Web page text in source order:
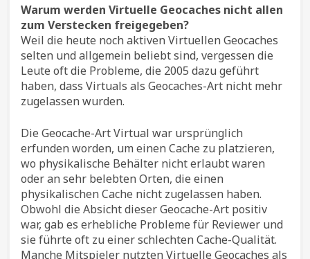
Warum werden Virtuelle Geocaches nicht allen
zum Verstecken freigegeben?
Weil die heute noch aktiven Virtuellen Geocaches
selten und allgemein beliebt sind, vergessen die
Leute oft die Probleme, die 2005 dazu geführt
haben, dass Virtuals als Geocaches-Art nicht mehr
zugelassen wurden.
Die Geocache-Art Virtual war ursprünglich
erfunden worden, um einen Cache zu platzieren,
wo physikalische Behälter nicht erlaubt waren
oder an sehr belebten Orten, die einen
physikalischen Cache nicht zugelassen haben.
Obwohl die Absicht dieser Geocache-Art positiv
war, gab es erhebliche Probleme für Reviewer und
sie führte oft zu einer schlechten Cache-Qualität.
Manche Mitspieler nutzten Virtuelle Geocaches als